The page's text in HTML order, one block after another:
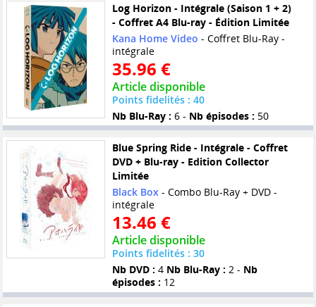
Log Horizon - Intégrale (Saison 1 + 2)
- Coffret A4 Blu-ray - Édition Limitée
Kana Home Video - Coffret Blu-Ray -
intégrale
35.96 €
Article disponible
Points fidelités : 40
Nb Blu-Ray : 6 - Nb épisodes : 50
Blue Spring Ride - Intégrale - Coffret
DVD + Blu-ray - Edition Collector
Limitée
Black Box- Combo Blu-Ray + DVD -
intégrale
13.46 €
Article disponible
Points fidelités : 30
Nb DVD : 4 Nb Blu-Ray : 2 - Nb
épisodes : 12